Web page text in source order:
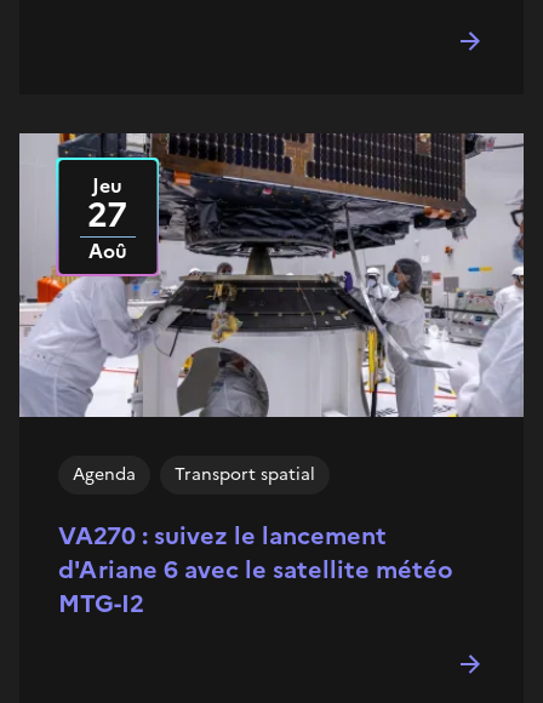
VA270 : suivez le lancement
d'Ariane 6 avec le satellite météo
MTG-I2
Agenda Transport spatial
Jeu
27
Aoû
2026